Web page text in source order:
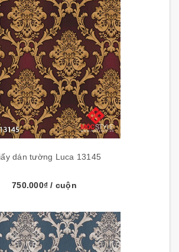
dán tường Luca 13145
750.000₫/ cuộn